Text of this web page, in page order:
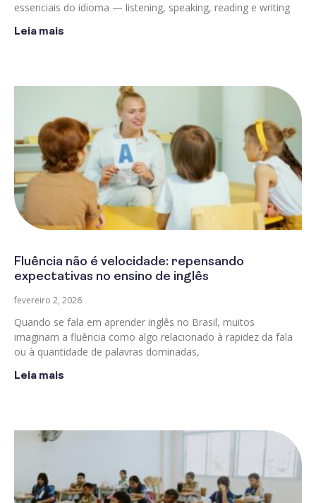
essenciais do idioma — listening, speaking, reading e writing
Leia mais
Fluência não é velocidade: repensando
expectativas no ensino de inglês
fevereiro 2, 2026
Quando se fala em aprender inglês no Brasil, muitos
imaginam a fluência como algo relacionado à rapidez da fala
ou à quantidade de palavras dominadas,
Leia mais